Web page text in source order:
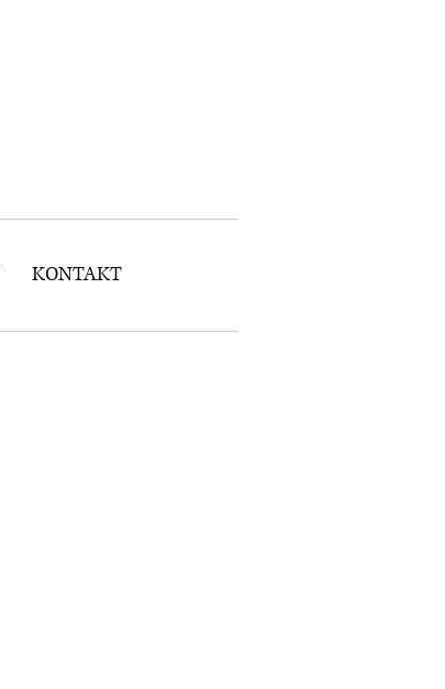
KONTAKT